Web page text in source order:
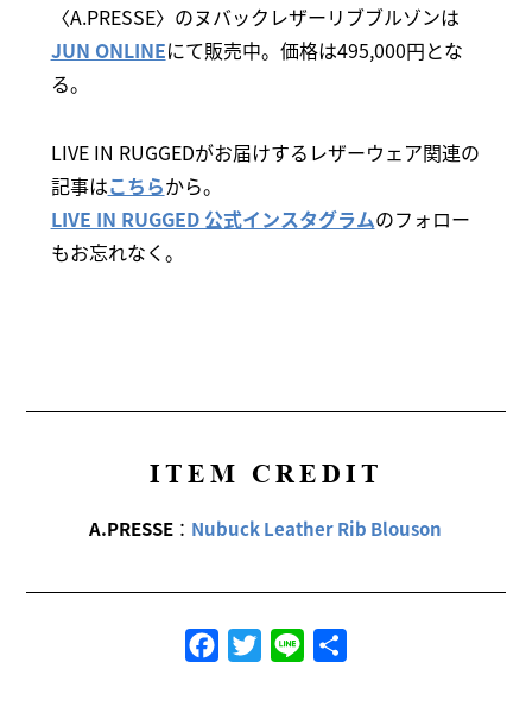
〈A.PRESSE〉のヌバックレザーリブブルゾンは
JUN ONLINEにて販売中。価格は495,000円とな
る。
LIVE IN RUGGEDがお届けするレザーウェア関連の
記事はこちらから。
LIVE IN RUGGED 公式インスタグラムのフォロー
もお忘れなく。
ITEM CREDIT
A.PRESSE ： Nubuck Leather Rib Blouson
FacebookTwitterLine